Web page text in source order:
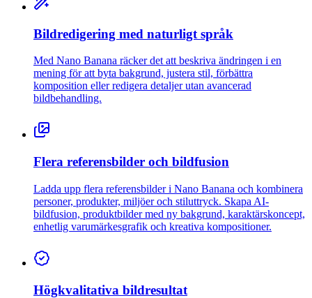
Bildredigering med naturligt språk
Med Nano Banana räcker det att beskriva ändringen i en
mening för att byta bakgrund, justera stil, förbättra
komposition eller redigera detaljer utan avancerad
bildbehandling.
Flera referensbilder och bildfusion
Ladda upp flera referensbilder i Nano Banana och kombinera
personer, produkter, miljöer och stiluttryck. Skapa AI-
bildfusion, produktbilder med ny bakgrund, karaktärskoncept,
enhetlig varumärkesgrafik och kreativa kompositioner.
Högkvalitativa bildresultat